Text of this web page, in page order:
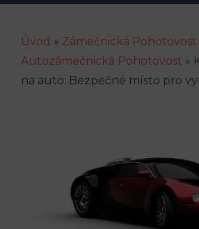
Úvod » Zámečnická Pohotovost
Autozámečnická Pohotovost »
na auto: Bezpečné místo pro